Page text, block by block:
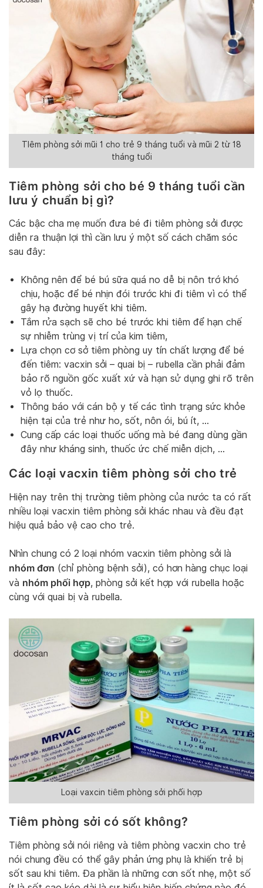
TIêm phòng sởi mũi 1 cho trẻ 9 tháng tuổi và mũi 2 từ 18
tháng tuổi
Tiêm phòng sởi cho bé 9 tháng tuổi cần
lưu ý chuẩn bị gì?
Các bậc cha mẹ muốn đưa bé đi tiêm phòng sởi được
diễn ra thuận lợi thì cần lưu ý một số cách chăm sóc
sau đây:
Không nên để bé bú sữa quá no dễ bị nôn trớ khó
chịu, hoặc để bé nhịn đói trước khi đi tiêm vì có thể
gây hạ đường huyết khi tiêm.
Tắm rửa sạch sẽ cho bé trước khi tiêm để hạn chế
sự nhiễm trùng vị trí của kim tiêm,
Lựa chọn cơ sở tiêm phòng uy tín chất lượng để bé
đến tiêm: vacxin sởi – quai bị – rubella cần phải đảm
bảo rõ nguồn gốc xuất xứ và hạn sử dụng ghi rõ trên
vỏ lọ thuốc.
Thông báo với cán bộ y tế các tình trạng sức khỏe
hiện tại của trẻ như ho, sốt, nôn ói, bú ít, …
Cung cấp các loại thuốc uống mà bé đang dùng gần
đây như kháng sinh, thuốc ức chế miễn dịch, …
Các loại vacxin tiêm phòng sởi cho trẻ
Hiện nay trên thị trường tiêm phòng của nước ta có rất
nhiều loại vacxin tiêm phòng sởi khác nhau và đều đạt
hiệu quả bảo vệ cao cho trẻ.
Nhìn chung có 2 loại nhóm vacxin tiêm phòng sởi là
nhóm đơn (chỉ phòng bệnh sởi), có hơn hàng chục loại
và nhóm phối hợp, phòng sởi kết hợp với rubella hoặc
cùng với quai bị và rubella.
Loại vaxcin tiêm phòng sởi phối hợp
Tiêm phòng sởi có sốt không?
Tiêm phòng sởi nói riêng và tiêm phòng vacxin cho trẻ
nói chung đều có thể gây phản ứng phụ là khiến trẻ bị
sốt sau khi tiêm. Đa phần là những cơn sốt nhẹ, một số